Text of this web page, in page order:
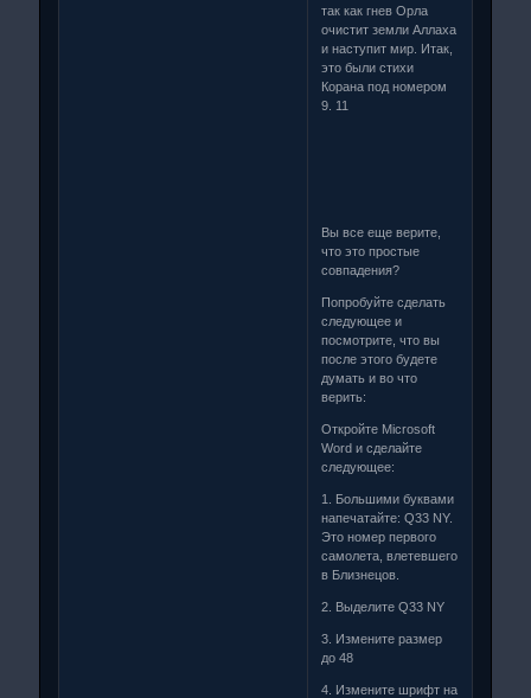
так как гнев Орла
очистит земли Аллаха
и наступит мир. Итак,
это были стихи
Корана под номером
9. 11
Вы все еще верите,
что это простые
совпадения?
Попробуйте сделать
следующее и
посмотрите, что вы
после этого будете
думать и во что
верить:
Откройте Microsoft
Word и сделайте
следующее:
1. Большими буквами
напечатайте: Q33 NY.
Это номер первого
самолета, влетевшего
в Близнецов.
2. Выделите Q33 NY
3. Измените размер
до 48
4. Измените шрифт на